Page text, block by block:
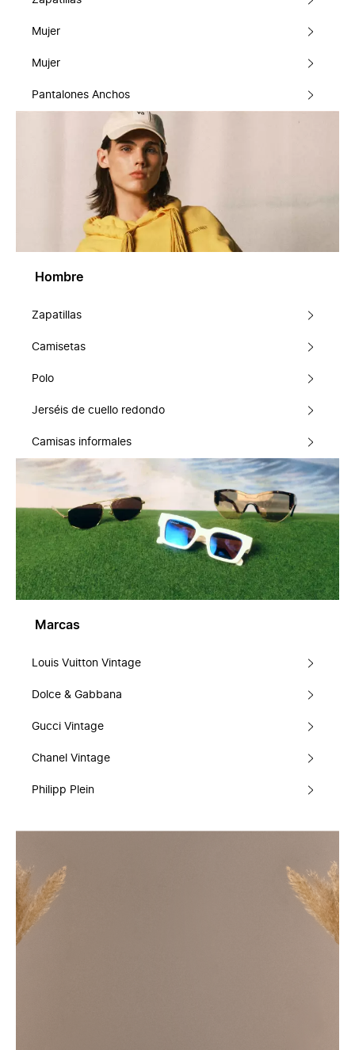
Mujer
Mujer
Pantalones Anchos
Hombre
Zapatillas
Camisetas
Polo
Jerséis de cuello redondo
Camisas informales
Marcas
Louis Vuitton Vintage
Dolce & Gabbana
Gucci Vintage
Chanel Vintage
Philipp Plein